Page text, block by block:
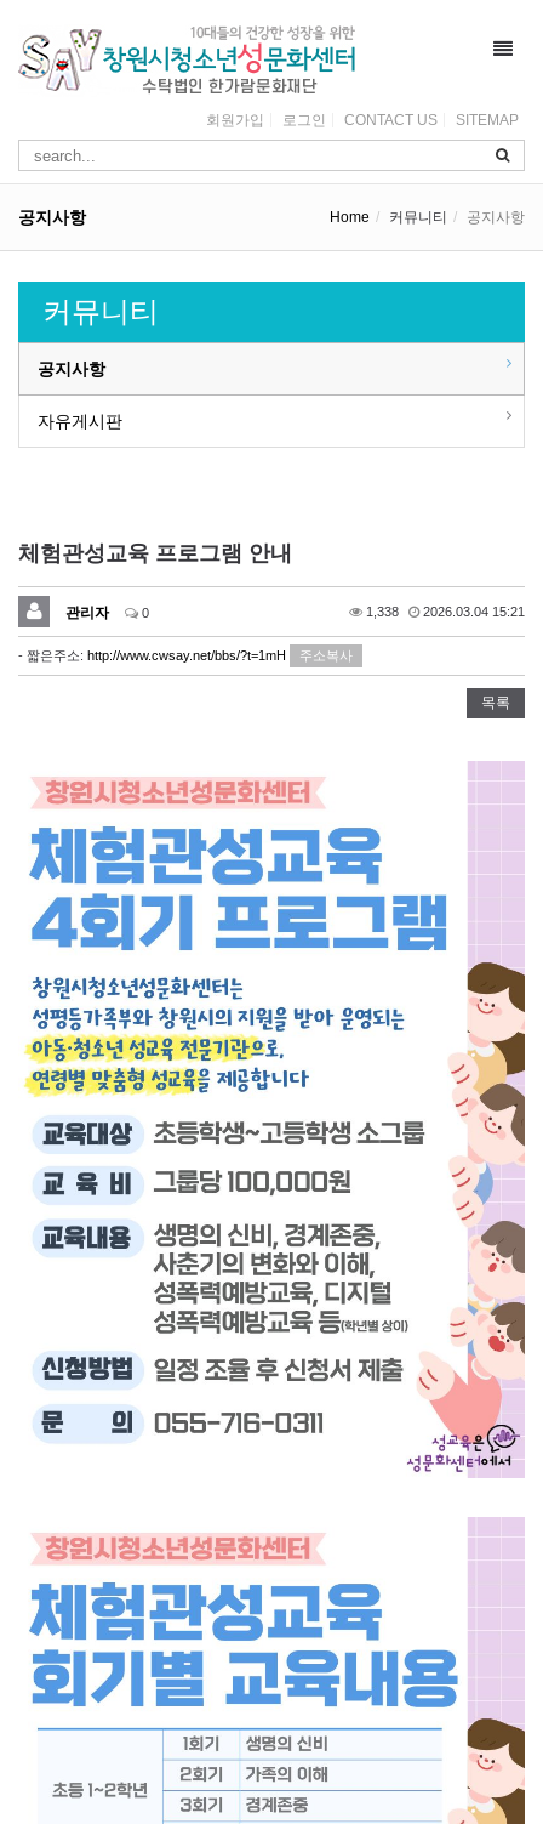
회원가입 로그인 CONTACT US SITEMAP
공지사항 Home 커뮤니티 공지사항
커뮤니티
공지사항
자유게시판
체험관성교육 프로그램 안내
관리자 0 1,338 2026.03.04 15:21
- 짧은주소: http://www.cwsay.net/bbs/?t=1mH 주소복사
목록